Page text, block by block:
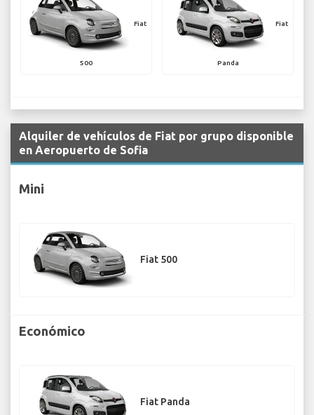
Fiat
500
Fiat
Panda
Alquiler de vehículos de Fiat por grupo disponible
en Aeropuerto de Sofia
Mini
Fiat 500
Económico
Fiat Panda